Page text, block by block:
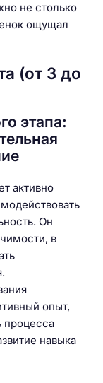
не столько
ощущал
(от 3 до
этапа:
активно
Он
в
опыт,
процесса
навыка